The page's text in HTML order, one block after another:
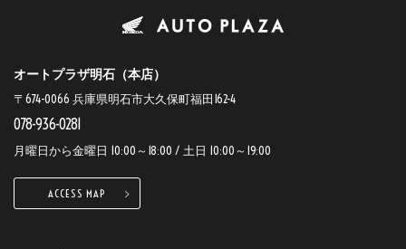
オートプラザ明石（本店）
〒674-0066 兵庫県明石市大久保町福田162-4
078-936-0281
月曜日から金曜日 10:00～18:00 / 土日 10:00～19:00
ACCESS MAP